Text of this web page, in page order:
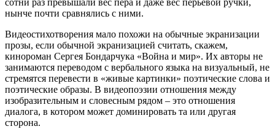
нынче почти сравнялись с ними.
Видеостихотворения мало похожи на обычные экранизации
прозы, если обычной экранизацией считать, скажем,
кинороман Сергея Бондарчука «Война и мир». Их авторы не
занимаются переводом с вербального языка на визуальный, не
стремятся перевести в «живые картинки» поэтические слова и
поэтические образы. В видеопоэзии отношения между
изобразительным и словесным рядом – это отношения
диалога, в котором может доминировать та или другая
сторона.